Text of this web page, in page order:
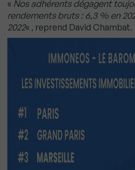
« Nos adhérents dégagent
rendements bruts : 6,3 % en
2022« , reprend David Chambat.